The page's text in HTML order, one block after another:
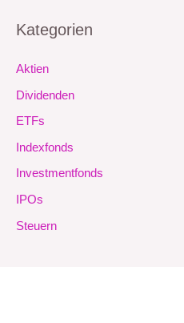
Kategorien
Aktien
Dividenden
ETFs
Indexfonds
Investmentfonds
IPOs
Steuern